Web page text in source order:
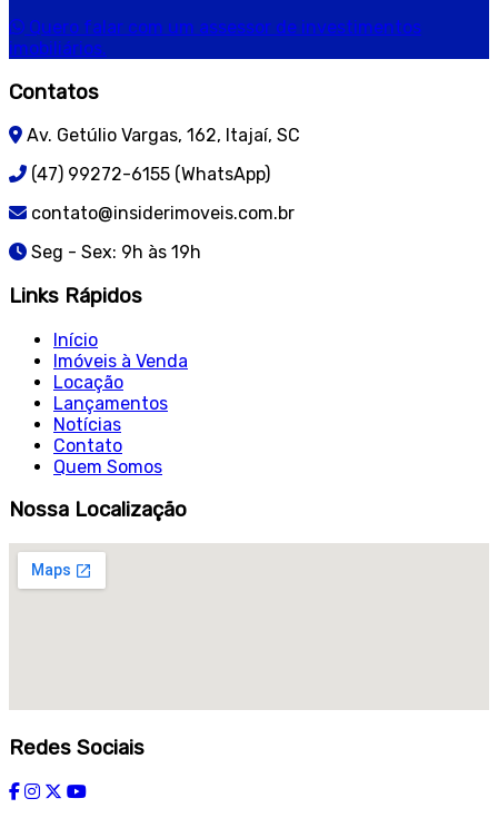
Quero falar com um assessor de investimentos
imobiliários.
Contatos
Av. Getúlio Vargas, 162, Itajaí, SC
(47) 99272-6155 (WhatsApp)
contato@insiderimoveis.com.br
Seg - Sex: 9h às 19h
Links Rápidos
Início
Imóveis à Venda
Locação
Lançamentos
Notícias
Contato
Quem Somos
Nossa Localização
Redes Sociais